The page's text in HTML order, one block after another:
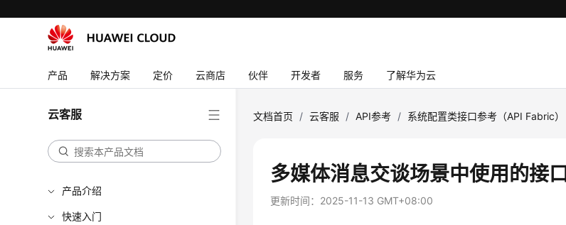
产品 解决方案 定价 云商店 伙伴 开发者 服务 了解华为云
云客服
产品介绍
快速入门
文档首页 / 云客服 / API参考 / 系统配置类接口参考（API Fabric）
多媒体消息交谈场景中使用的接口
更新时间： 2025-11-13 GMT+08:00